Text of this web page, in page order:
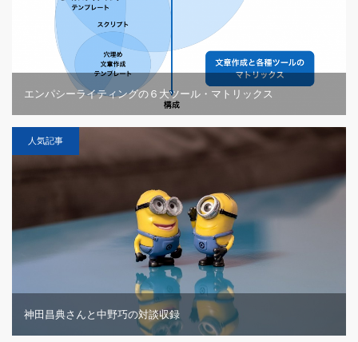
エンパシーライティングの６大ツール・マトリックス
人気記事
神田昌典さんと中野巧の対談収録